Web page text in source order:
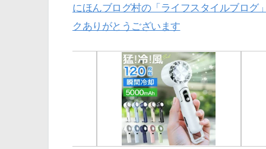
にほんブログ村の「ライフスタイルブログ
クありがとうございます